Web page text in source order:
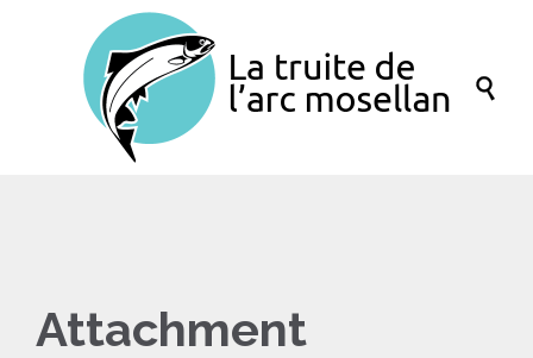

Attachment